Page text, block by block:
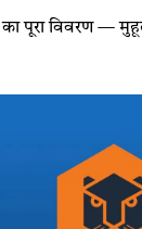
का पूरा विवरण